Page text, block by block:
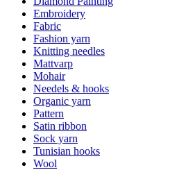
Embroidery
Fabric
Fashion yarn
Knitting needles
Mattvarp
Mohair
Needels & hooks
Organic yarn
Pattern
Satin ribbon
Sock yarn
Tunisian hooks
Wool